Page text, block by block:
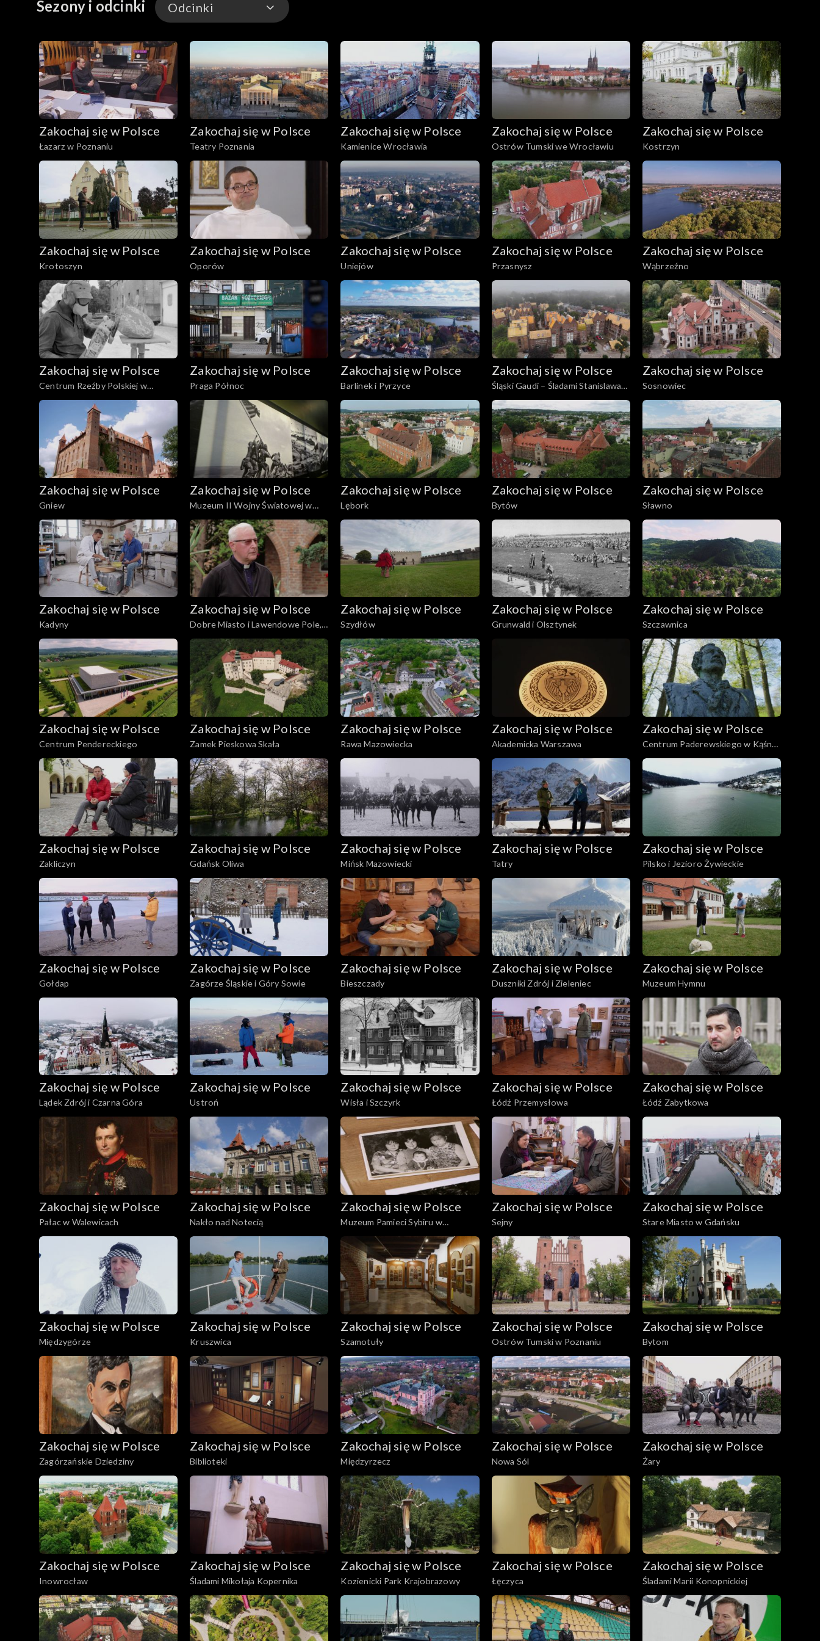
trzech muzeów w Polsce poświęconych artyście. Nowy Wiśnicz wraz z okolicą to urokliwe miasteczko, w którym czas się zatrzymał. Piękno przyrody
Sezony i odcinki Odcinki
Odcinki
Zakochaj się w Polsce
Łazarz w Poznaniu
Zakochaj się w Polsce
Teatry Poznania
Zakochaj się w Polsce
Kamienice Wrocławia
Zakochaj się w Polsce
Ostrów Tumski we Wrocławiu
Zakochaj się w Polsce
Kostrzyn
Zakochaj się w Polsce
Krotoszyn
Zakochaj się w Polsce
Oporów
Zakochaj się w Polsce
Uniejów
Zakochaj się w Polsce
Przasnysz
Zakochaj się w Polsce
Wąbrzeźno
Zakochaj się w Polsce
Centrum Rzeźby Polskiej w
Orońsku
Zakochaj się w Polsce
Praga Północ
Zakochaj się w Polsce
Barlinek i Pyrzyce
Zakochaj się w Polsce
Śląski Gaudi – Śladami Stanislawa
Niemczyka
Zakochaj się w Polsce
Sosnowiec
Zakochaj się w Polsce
Gniew
Zakochaj się w Polsce
Muzeum II Wojny Światowej w
Gdańsku
Zakochaj się w Polsce
Lębork
Zakochaj się w Polsce
Bytów
Zakochaj się w Polsce
Sławno
Zakochaj się w Polsce
Kadyny
Zakochaj się w Polsce
Dobre Miasto i Lawendowe Pole,
Warmia
Zakochaj się w Polsce
Szydłów
Zakochaj się w Polsce
Grunwald i Olsztynek
Zakochaj się w Polsce
Szczawnica
Zakochaj się w Polsce
Centrum Pendereckiego
Zakochaj się w Polsce
Zamek Pieskowa Skała
Zakochaj się w Polsce
Rawa Mazowiecka
Zakochaj się w Polsce
Akademicka Warszawa
Zakochaj się w Polsce
Centrum Paderewskiego w Kąśnej
Dolnej i Ciężkowice
Zakochaj się w Polsce
Zakliczyn
Zakochaj się w Polsce
Gdańsk Oliwa
Zakochaj się w Polsce
Mińsk Mazowiecki
Zakochaj się w Polsce
Tatry
Zakochaj się w Polsce
Pilsko i Jezioro Żywieckie
Zakochaj się w Polsce
Gołdap
Zakochaj się w Polsce
Zagórze Śląskie i Góry Sowie
Zakochaj się w Polsce
Bieszczady
Zakochaj się w Polsce
Duszniki Zdrój i Zieleniec
Zakochaj się w Polsce
Muzeum Hymnu
Zakochaj się w Polsce
Lądek Zdrój i Czarna Góra
Zakochaj się w Polsce
Ustroń
Zakochaj się w Polsce
Wisła i Szczyrk
Zakochaj się w Polsce
Łódź Przemysłowa
Zakochaj się w Polsce
Łódź Zabytkowa
Zakochaj się w Polsce
Pałac w Walewicach
Zakochaj się w Polsce
Nakło nad Notecią
Zakochaj się w Polsce
Muzeum Pamieci Sybiru w
Białymstoku
Zakochaj się w Polsce
Sejny
Zakochaj się w Polsce
Stare Miasto w Gdańsku
Zakochaj się w Polsce
Międzygórze
Zakochaj się w Polsce
Kruszwica
Zakochaj się w Polsce
Szamotuły
Zakochaj się w Polsce
Ostrów Tumski w Poznaniu
Zakochaj się w Polsce
Bytom
Zakochaj się w Polsce
Zagórzańskie Dziedziny
Zakochaj się w Polsce
Biblioteki
Zakochaj się w Polsce
Międzyrzecz
Zakochaj się w Polsce
Nowa Sól
Zakochaj się w Polsce
Żary
Zakochaj się w Polsce
Inowrocław
Zakochaj się w Polsce
Śladami Mikołaja Kopernika
Zakochaj się w Polsce
Kozienicki Park Krajobrazowy
Zakochaj się w Polsce
Łęczyca
Zakochaj się w Polsce
Śladami Marii Konopnickiej